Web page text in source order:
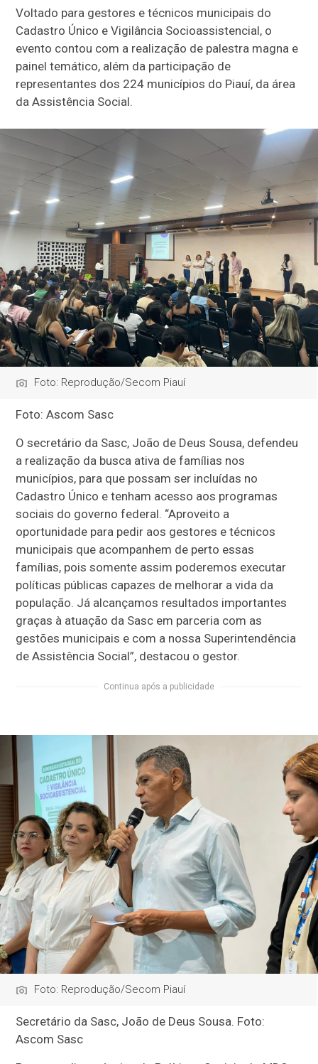
Voltado para gestores e técnicos municipais do
Cadastro Único e Vigilância Socioassistencial, o
evento contou com a realização de palestra magna e
painel temático, além da participação de
representantes dos 224 municípios do Piauí, da área
da Assistência Social.
Foto: Reprodução/Secom Piauí
Foto: Ascom Sasc
O secretário da Sasc, João de Deus Sousa, defendeu
a realização da busca ativa de famílias nos
municípios, para que possam ser incluídas no
Cadastro Único e tenham acesso aos programas
sociais do governo federal. “Aproveito a
oportunidade para pedir aos gestores e técnicos
municipais que acompanhem de perto essas
famílias, pois somente assim poderemos executar
políticas públicas capazes de melhorar a vida da
população. Já alcançamos resultados importantes
graças à atuação da Sasc em parceria com as
gestões municipais e com a nossa Superintendência
de Assistência Social”, destacou o gestor.
Continua após a publicidade
Foto: Reprodução/Secom Piauí
Secretário da Sasc, João de Deus Sousa. Foto:
Ascom Sasc